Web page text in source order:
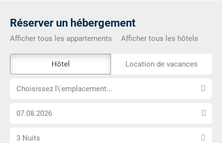
Réserver un hébergement
Afficher tous les appartements Afficher tous les hôtels
de
réservation
n\'est
accessible
Hôtel Location de vacances
Choisissez
Choisissez l\'emplacement...
Choisissez
date
Sélectionnez
3 Nuits